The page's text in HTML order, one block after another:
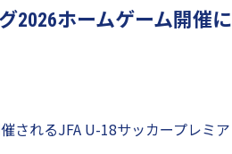
2026ホームゲーム開催
されるJFA U-18サッカープレミ